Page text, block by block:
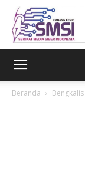
Beranda Bengkalis